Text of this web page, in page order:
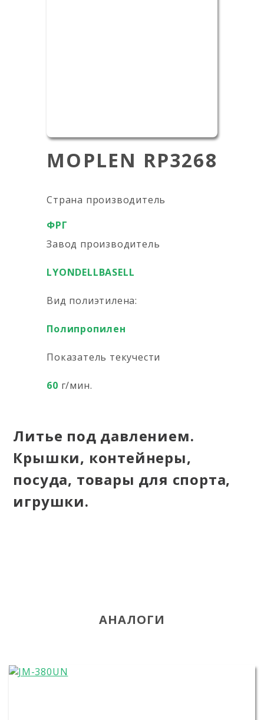
MOPLEN RP3268
Страна производитель
ФРГ
Завод производитель
LYONDELLBASELL
Вид полиэтилена:
Полипропилен
Показатель текучести
60 г/мин.
Литье под давлением.
Крышки, контейнеры,
посуда, товары для спорта,
игрушки.
АНАЛОГИ